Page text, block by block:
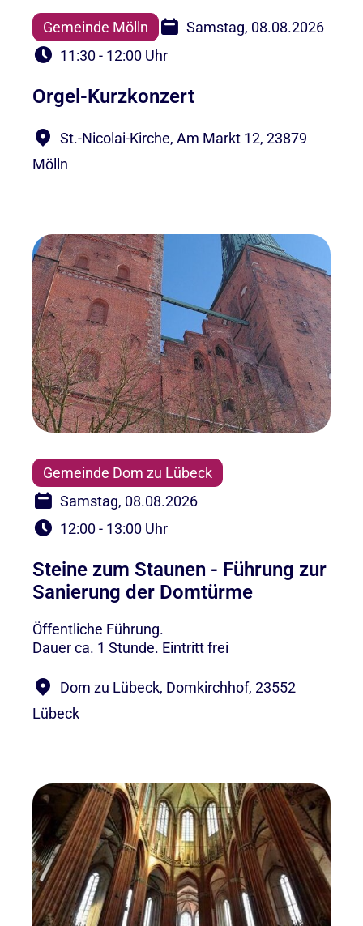
Gemeinde Mölln
Samstag, 08.08.2026
11:30 - 12:00 Uhr
Orgel-Kurzkonzert
St.-Nicolai-Kirche, Am Markt 12, 23879
Mölln
Gemeinde Dom zu Lübeck
Samstag, 08.08.2026
12:00 - 13:00 Uhr
Steine zum Staunen - Führung zur
Sanierung der Domtürme
Öffentliche Führung.
Dauer ca. 1 Stunde. Eintritt frei
Dom zu Lübeck, Domkirchhof, 23552
Lübeck